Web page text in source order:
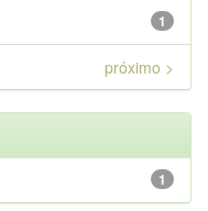
1
próximo >
1